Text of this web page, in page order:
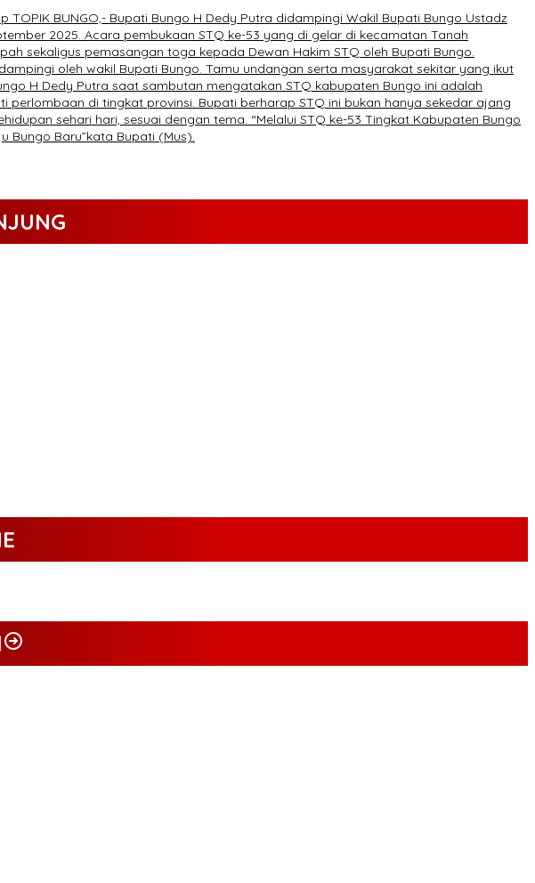
BUNGO,- Bupati Bungo H Dedy Putra didampingi Wakil Bupati Bungo Ustadz
2025. Acara pembukaan STQ ke-53 yang di gelar di kecamatan Tanah
sekaligus pemasangan toga kepada Dewan Hakim STQ oleh Bupati Bungo.
oleh wakil Bupati Bungo. Tamu undangan serta masyarakat sekitar yang ikut
H Dedy Putra saat sambutan mengatakan STQ kabupaten Bungo ini adalah
di tingkat provinsi. Bupati berharap STQ ini bukan hanya sekedar ajang
sehari hari, sesuai dengan tema. “Melalui STQ ke-53 Tingkat Kabupaten Bungo
Bungo Baru”kata Bupati (Mus).